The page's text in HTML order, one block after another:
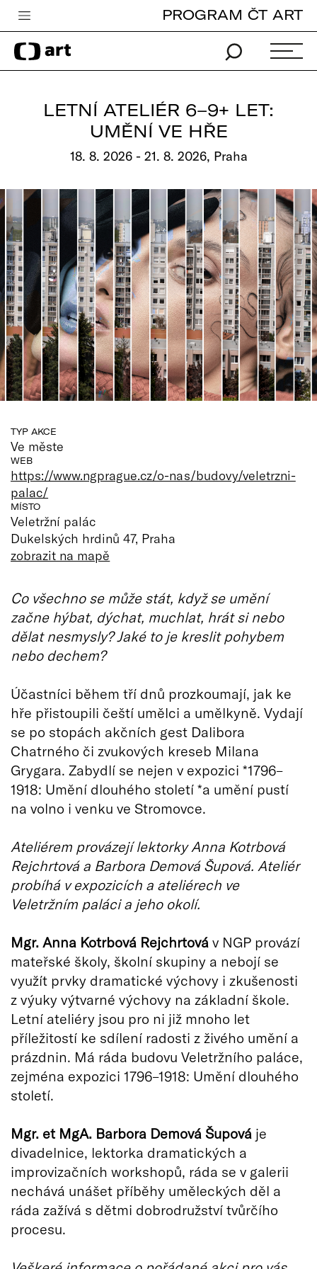
Česká televize
Zpravodajství
Vše o ČT
PROGRAM ČT ART
LETNÍ ATELIÉR 6–9+ LET:
UMĚNÍ VE HŘE
18. 8. 2026 - 21. 8. 2026, Praha
TYP AKCE
Ve měste
WEB
https://www.ngprague.cz/o-nas/budovy/veletrzni-
palac/
MÍSTO
Veletržní palác
Dukelských hrdinů 47, Praha
zobrazit na mapě
Co všechno se může stát, když se umění
začne hýbat, dýchat, muchlat, hrát si nebo
dělat nesmysly? Jaké to je kreslit pohybem
nebo dechem?
Účastníci během tří dnů prozkoumají, jak ke
hře přistoupili čeští umělci a umělkyně. Vydají
se po stopách akčních gest Dalibora
Chatrného či zvukových kreseb Milana
Grygara. Zabydlí se nejen v expozici *1796–
1918: Umění dlouhého století *a umění pustí
na volno i venku ve Stromovce.
Ateliérem provázejí lektorky Anna Kotrbová
Rejchrtová a Barbora Demová Šupová. Ateliér
probíhá v expozicích a ateliérech ve
Veletržním paláci a jeho okolí.
Mgr. Anna Kotrbová Rejchrtová v NGP provází
mateřské školy, školní skupiny a nebojí se
využít prvky dramatické výchovy i zkušenosti
z výuky výtvarné výchovy na základní škole.
Letní ateliéry jsou pro ni již mnoho let
příležitostí ke sdílení radosti z živého umění a
prázdnin. Má ráda budovu Veletržního paláce,
zejména expozici 1796–1918: Umění dlouhého
století.
Mgr. et MgA. Barbora Demová Šupová je
divadelnice, lektorka dramatických a
improvizačních workshopů, ráda se v galerii
nechává unášet příběhy uměleckých děl a
ráda zažívá s dětmi dobrodružství tvůrčího
procesu.